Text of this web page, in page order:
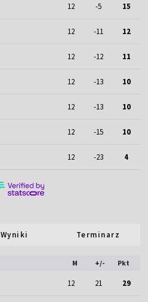
12 -5 15
12 -11 12
12 -12 11
12 -13 10
12 -13 10
12 -15 10
12 -23 4
Wyniki Terminarz
M +/- Pkt
12 21 29